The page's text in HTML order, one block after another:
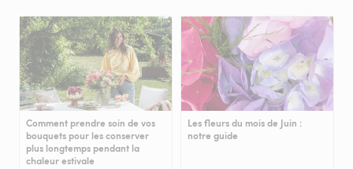
Comment prendre soin de vos
bouquets pour les conserver
plus longtemps pendant la
chaleur estivale
Les fleurs du mois de Juin :
notre guide